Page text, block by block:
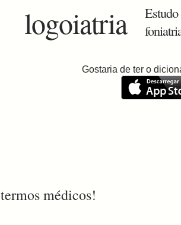
logoiatria
Gostaria de ter o
termos médicos!